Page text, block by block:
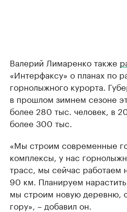
Валерий Лимаренко также
«Интерфаксу» о планах по
горнолыжного курорта.
в прошлом зимнем сезоне
более 280 тыс. человек, в
более 300 тыс.
«Мы строим современные
комплексы, у нас
трасс, мы сейчас работаем
90 км. Планируем
мы строим новую деревню,
гору», – добавил он.